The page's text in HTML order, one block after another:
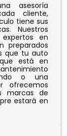
asesoría
cliente,
tiene sus
Nuestros
en
preparados
que tu auto
está en
o una
ofrecemos
marcas de
estará en